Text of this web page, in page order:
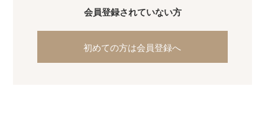
会員登録されていない方
初めての方は会員登録へ